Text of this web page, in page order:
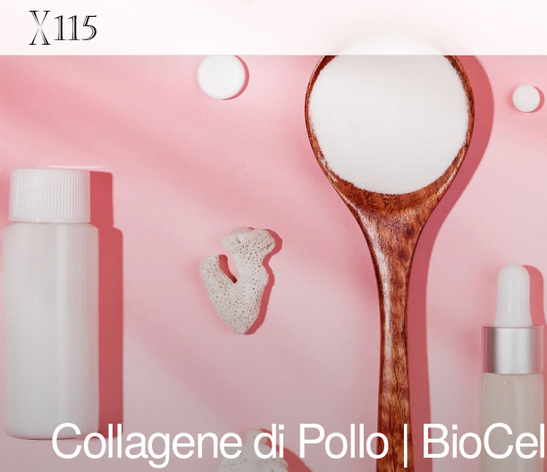
Collagene di Pollo |